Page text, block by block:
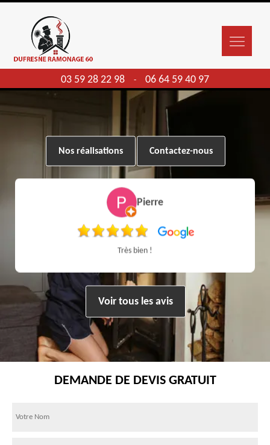
03 59 28 22 98 - 06 64 59 40 97
Nos réalisations Contactez-nous
Pierre
Très bien !
Voir tous les avis
DEMANDE DE DEVIS GRATUIT